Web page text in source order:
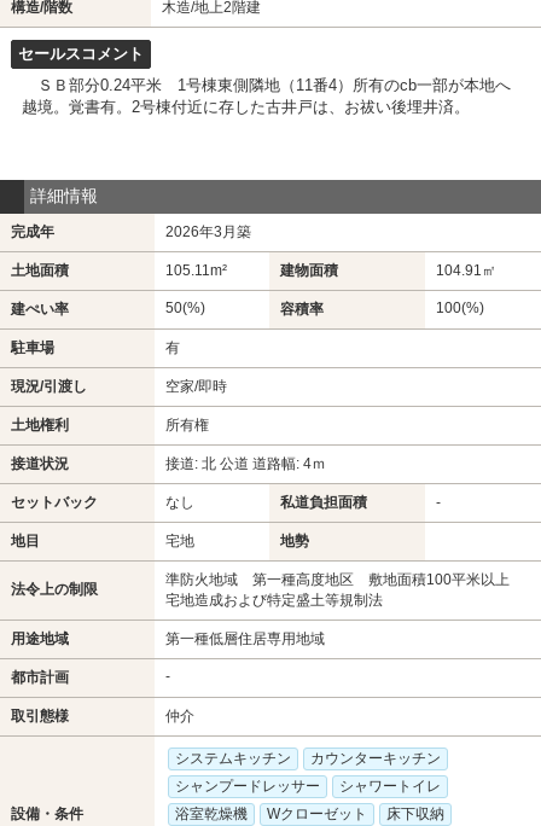
構造/階数 木造/地上2階建
セールスコメント
ＳＢ部分0.24平米 1号棟東側隣地（11番4）所有のcb一部が本地へ
越境。覚書有。2号棟付近に存した古井戸は、お祓い後埋井済。
詳細情報
完成年 2026年3月築
土地面積 105.11m² 建物面積 104.91㎡
建ぺい率 50(%) 容積率 100(%)
駐車場 有
現況/引渡し 空家/即時
土地権利 所有権
接道状況 接道: 北 公道 道路幅: 4ｍ
セットバック なし 私道負担面積 -
地目 宅地 地勢
法令上の制限
準防火地域 第一種高度地区 敷地面積100平米以上
宅地造成および特定盛土等規制法
用途地域 第一種低層住居専用地域
都市計画 -
取引態様 仲介
設備・条件
システムキッチン
カウンターキッチン
シャンプードレッサー
シャワートイレ
浴室乾燥機
Wクローゼット
床下収納